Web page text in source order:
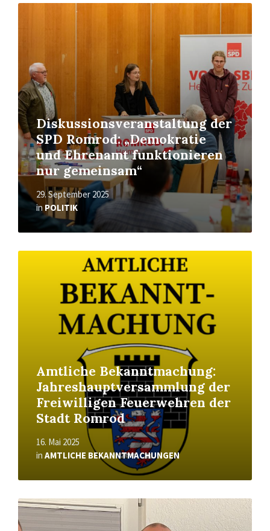
Diskussionsveranstaltung der
SPD Romrod: „Demokratie
und Ehrenamt funktionieren
nur gemeinsam“
29. September 2025
in POLITIK
Read
Amtliche Bekanntmachung:
Jahreshauptversammlung der
Freiwilligen Feuerwehren der
Stadt Romrod
16. Mai 2025
in AMTLICHE BEKANNTMACHUNGEN
Read
Read
More